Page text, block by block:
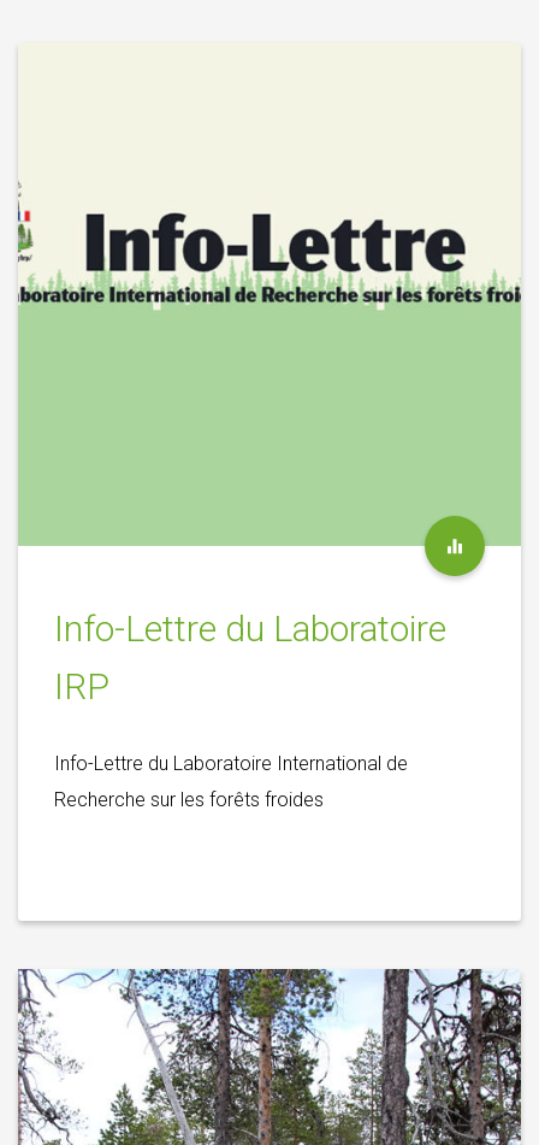
Info-Lettre du Laboratoire
IRP
Info-Lettre du Laboratoire International de
Recherche sur les forêts froides